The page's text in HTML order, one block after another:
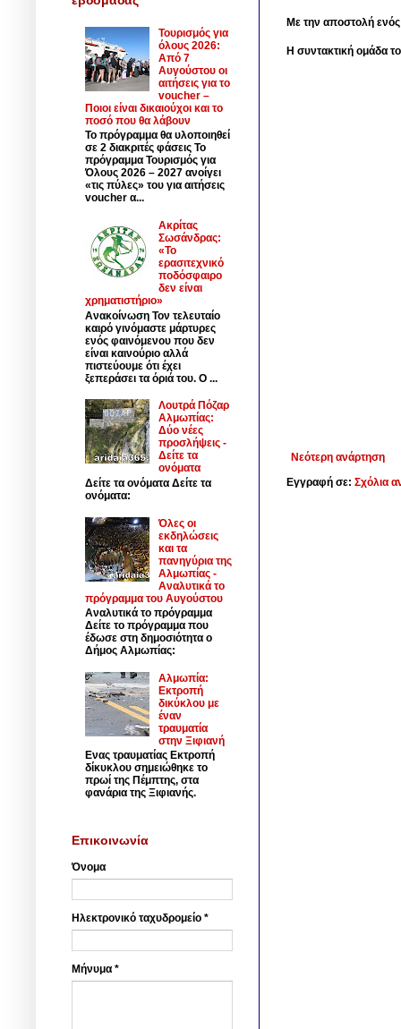
Με την αποστολή
Η συντακτική ομάδα
Νεότερη ανάρτηση
Εγγραφή σε: Σχόλια
Τουρισμός για
όλους 2026:
Από 7
Αυγούστου οι
αιτήσεις για το
voucher –
Ποιοι είναι δικαιούχοι και το
ποσό που θα λάβουν
Το πρόγραμμα θα υλοποιηθεί
σε 2 διακριτές φάσεις Το
πρόγραμμα Τουρισμός για
Όλους 2026 – 2027 ανοίγει
«τις πύλες» του για αιτήσεις
voucher α...
Ακρίτας
Σωσάνδρας:
«Το
ερασιτεχνικό
ποδόσφαιρο
δεν είναι
χρηματιστήριο»
Ανακοίνωση Τον τελευταίο
καιρό γινόμαστε μάρτυρες
ενός φαινόμενου που δεν
είναι καινούριο αλλά
πιστεύουμε ότι έχει
ξεπεράσει τα όριά του. Ο ...
Λουτρά Πόζαρ
Αλμωπίας:
Δύο νέες
προσλήψεις -
Δείτε τα
ονόματα
Δείτε τα ονόματα Δείτε τα
ονόματα:
Όλες οι
εκδηλώσεις
και τα
πανηγύρια της
Αλμωπίας -
Αναλυτικά το
πρόγραμμα του Αυγούστου
Αναλυτικά το πρόγραμμα
Δείτε το πρόγραμμα που
έδωσε στη δημοσιότητα ο
Δήμος Αλμωπίας:
Αλμωπία:
Εκτροπή
δικύκλου με
έναν
τραυματία
στην Ξιφιανή
Ενας τραυματίας Εκτροπή
δίκυκλου σημειώθηκε το
πρωί της Πέμπτης, στα
φανάρια της Ξιφιανής.
Επικοινωνία
Όνομα
Ηλεκτρονικό ταχυδρομείο *
Μήνυμα *